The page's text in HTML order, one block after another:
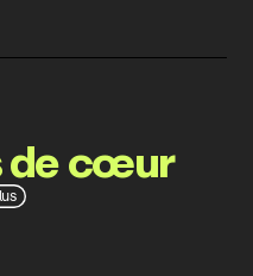
de cœur